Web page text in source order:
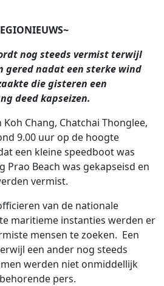
nog steeds vermist terwijl
gered nadat een sterke wind
die gisteren een
deed kapseizen.
Chang, Chatchai Thonglee,
9.00 uur op de hoogte
een kleine speedboot was
Prao Beach was gekapseisd en
vermist.
van de nationale
maritieme instanties werden er
mensen te zoeken. Een
een ander nog steeds
werden niet onmiddellijk
pers.